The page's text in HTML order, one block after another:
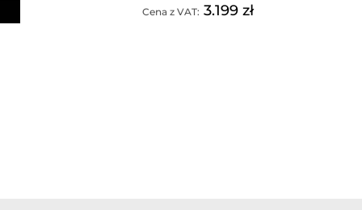
Cena z VAT: 3.199 zł